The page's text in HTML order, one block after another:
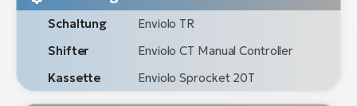
Schaltung
Enviolo TR
Shifter
Enviolo CT Manual Controller
Kassette
Enviolo Sprocket 20T